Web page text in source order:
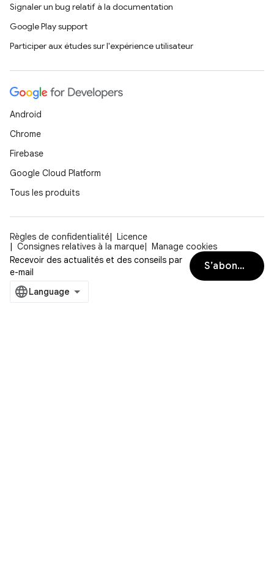
Signaler un bug relatif à la documentation
Google Play support
Participer aux études sur l'expérience utilisateur
Android
Chrome
Firebase
Google Cloud Platform
Tous les produits
Règles de confidentialité
Licence
Consignes relatives à la marque
Manage cookies
Recevoir des actualités et des conseils par
e-mail
S’abonner